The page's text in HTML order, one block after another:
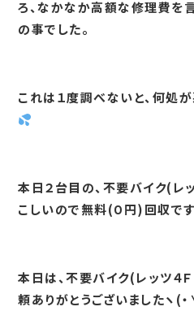
ろ、なかなか高額な修理費を
の事でした。
これは１度調べないと、何処
本日２台目の、不要バイク(レ
こしいので無料(０円)回収です
本日は、不要バイク(レッツ４
頼ありがとうございましたヽ(